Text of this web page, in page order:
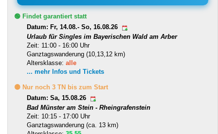
🟢 Findet garantiert statt
Datum: Fr, 14.08.- So, 16.08.26
Urlaub für Singles im Bayerischen Wald am Arber
Zeit: 11:00 - 16:00 Uhr
Ganztagswanderung (10,13,12 km)
Altersklasse: alle
... mehr Infos und Tickets
🟡 Nur noch 3 TN bis zum Start
Datum: Sa, 15.08.26
Bad Münster am Stein - Rheingrafenstein
Zeit: 10:15 - 17:00 Uhr
Ganztagswanderung (ca. 13 km)